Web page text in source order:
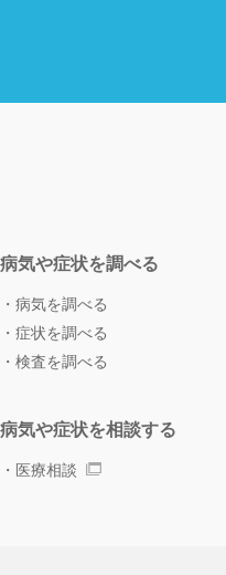
病気や症状を調べる
病気を調べる
症状を調べる
検査を調べる
病気や症状を相談する
医療相談